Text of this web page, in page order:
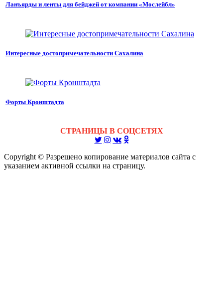
Ланъярды и ленты для бейджей от компании «Мослейбл»
Интересные достопримечательности Сахалина
Форты Кронштадта
СТРАНИЦЫ В СОЦСЕТЯХ
Copyright © Разрешено копирование материалов сайта с
указанием активной ссылки на страницу.